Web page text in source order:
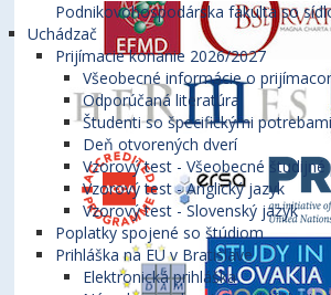
Podnikovohospodárska fakulta so
Uchádzač
Prijímacie konanie 2026/2027
Všeobecné informácie o
Odporúčaná literatúra
Študenti so špecifickými potrebami
Deň otvorených dverí
Vzorový test - Všeobecné študijné
Vzorový test - Anglický jazyk
Vzorový test - Slovenský jazyk
Poplatky spojené so štúdiom
Prihláška na EU v Bratislave
Elektronická prihláška